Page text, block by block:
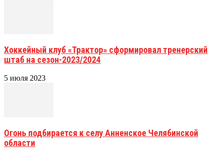
Хоккейный клуб «Трактор» сформировал тренерский
штаб на сезон-2023/2024
5 июля 2023
Огонь подбирается к селу Анненское Челябинской
области